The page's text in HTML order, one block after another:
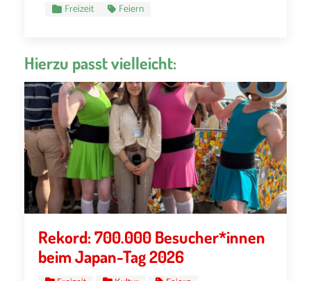
Freizeit Feiern
Hierzu passt vielleicht:
Rekord: 700.000 Besucher*innen
beim Japan-Tag 2026